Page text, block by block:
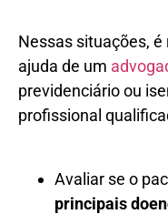
Nessas situações,
ajuda de um
previdenciário ou
profissional
Avaliar se o
principais